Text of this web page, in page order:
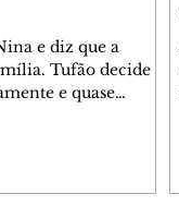
e diz que a
Tufão decide
e quase